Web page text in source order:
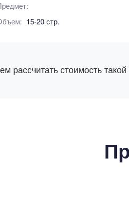
15-20 стр.
рассчитать стоимость